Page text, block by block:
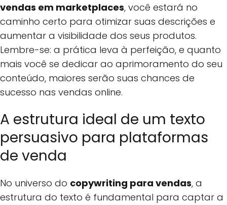
vendas em marketplaces, você estará no
caminho certo para otimizar suas descrições e
aumentar a visibilidade dos seus produtos.
Lembre-se: a prática leva à perfeição, e quanto
mais você se dedicar ao aprimoramento do seu
conteúdo, maiores serão suas chances de
sucesso nas vendas online.
A estrutura ideal de um texto
persuasivo para plataformas
de venda
No universo do copywriting para vendas, a
estrutura do texto é fundamental para captar a